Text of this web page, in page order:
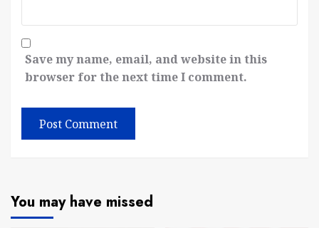
Save my name, email, and website in this
browser for the next time I comment.
You may have missed